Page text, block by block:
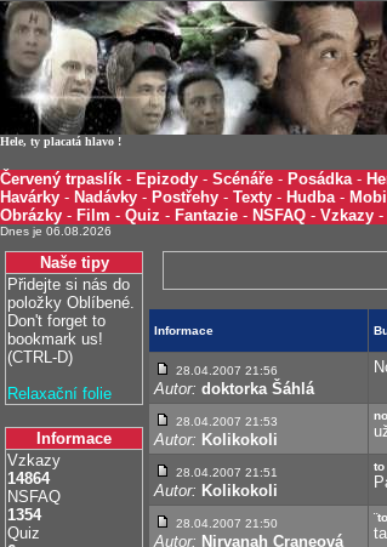
Hele, ty placatá hlavo !
Červený trpaslík - Epizody - Scénáře - Posádka-
Havárky - Nadávky - Postřehy - Texty - Hudba- Mobil
Obrázky - Film - Quiz - Fantazie - NSFAQ - Vzkazy -
Dnes je 06.08.2026
Naše tipy
Přidejte si nás do
položky Oblíbené.
Don't forget to
bookmark us!
(CTRL-D)
Relaxační folie
Informace
Vzkazy
14864
NSFAQ
1354
Quiz
Informace
28.04.2007 21:56
Autor: doktorka Šáhlá
28.04.2007 21:53
Autor: Kolikokoli
28.04.2007 21:51
Autor: Kolikokoli
to
28.04.2007 21:50
Autor: Nirvanah Craneová